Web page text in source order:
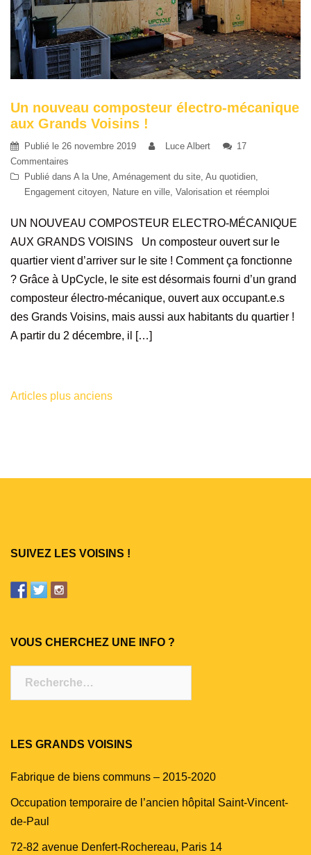
Un nouveau composteur électro-mécanique
aux Grands Voisins !
Publié le 26 novembre 2019 Luce Albert
17
Commentaires
Publié dans A la Une, Aménagement du site, Au quotidien,
Engagement citoyen, Nature en ville, Valorisation et réemploi
UN NOUVEAU COMPOSTEUR ELECTRO-MÉCANIQUE
AUX GRANDS VOISINS Un composteur ouvert sur le
quartier vient d’arriver sur le site ! Comment ça fonctionne
? Grâce à UpCycle, le site est désormais fourni d’un grand
composteur électro-mécanique, ouvert aux occupant.e.s
des Grands Voisins, mais aussi aux habitants du quartier !
A partir du 2 décembre, il […]
Navigation
Articles plus anciens
SUIVEZ LES VOISINS !
VOUS CHERCHEZ UNE INFO ?
LES GRANDS VOISINS
Fabrique de biens communs – 2015-2020
Occupation temporaire de l’ancien hôpital Saint-Vincent-
de-Paul
72-82 avenue Denfert-Rochereau, Paris 14